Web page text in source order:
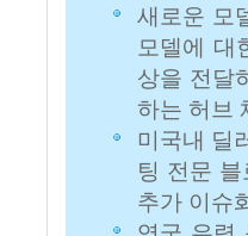
새로운 모
모델에 대
상을 전달
하는 허브
미국내 딜
팅 전문
추가 이슈